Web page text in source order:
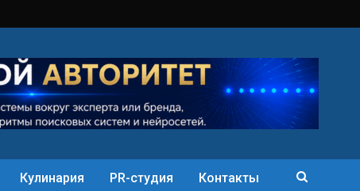
Кулинария PR-студия Контакты